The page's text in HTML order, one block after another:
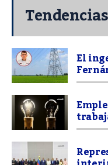
Tendencias
El